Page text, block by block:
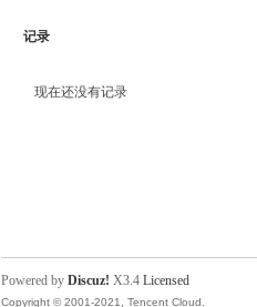
记录
现在还没有记录
Powered by Discuz! X3.4 Licensed
Copyright © 2001-2021, Tencent Cloud.